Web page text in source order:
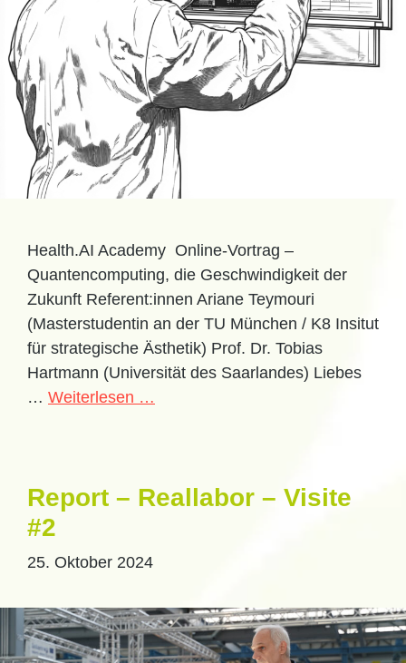
Health.AI Academy Online-Vortrag –
Quantencomputing, die Geschwindigkeit der
Zukunft Referent:innen Ariane Teymouri
(Masterstudentin an der TU München / K8 Insitut
für strategische Ästhetik) Prof. Dr. Tobias
Hartmann (Universität des Saarlandes) Liebes
… Weiterlesen …
Report – Reallabor – Visite
#2
25. Oktober 2024